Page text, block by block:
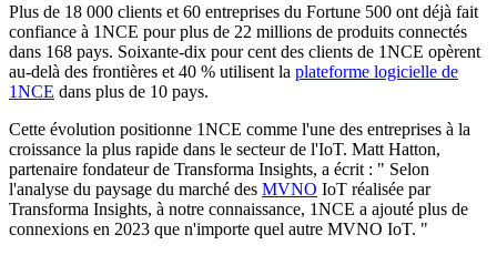
Plus de 18 000 clients et 60 entreprises du Fortune 500 ont déjà fait
confiance à 1NCE pour plus de 22 millions de produits connectés
dans 168 pays. Soixante-dix pour cent des clients de 1NCE opèrent
au-delà des frontières et 40 % utilisent la plateforme logicielle de
1NCE dans plus de 10 pays.
Cette évolution positionne 1NCE comme l'une des entreprises à la
croissance la plus rapide dans le secteur de l'IoT. Matt Hatton,
partenaire fondateur de Transforma Insights, a écrit : " Selon
l'analyse du paysage du marché des MVNO IoT réalisée par
Transforma Insights, à notre connaissance, 1NCE a ajouté plus de
connexions en 2023 que n'importe quel autre MVNO IoT. "